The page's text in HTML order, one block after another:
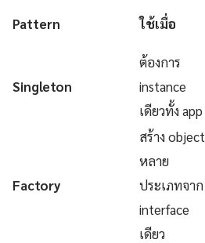
Pattern ใช้เมื่อ
Singleton
ต้องการ
instance
เดียวทั้ง app
Factory
สร้าง object
หลาย
ประเภทจาก
interface
เดียว